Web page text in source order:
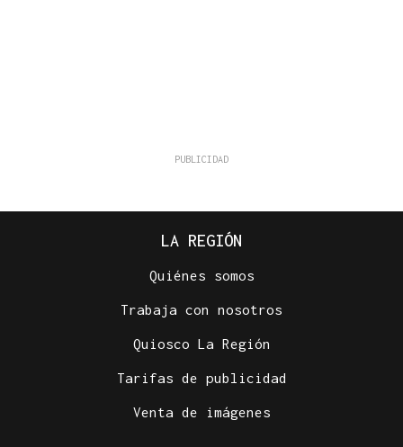
LA REGIÓN
Quiénes somos
Trabaja con nosotros
Quiosco La Región
Tarifas de publicidad
Venta de imágenes